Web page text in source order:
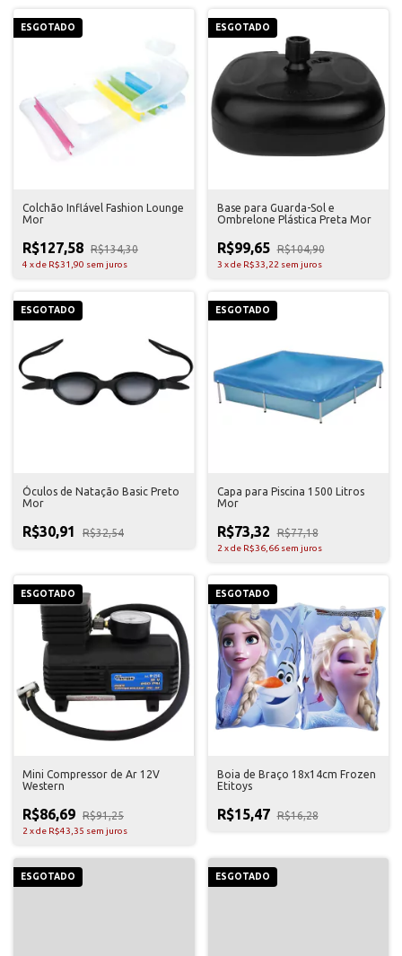
ESGOTADO
Colchão Inflável Fashion Lounge
Mor
R$127,58 R$134,30
4 xde R$31,90 sem juros
ESGOTADO
Base para Guarda-Sol e
Ombrelone Plástica Preta Mor
R$99,65 R$104,90
3 xde R$33,22 sem juros
ESGOTADO
Óculos de Natação Basic Preto
Mor
R$30,91 R$32,54
ESGOTADO
Capa para Piscina 1500 Litros
Mor
R$73,32 R$77,18
2 xde R$36,66 sem juros
ESGOTADO
Mini Compressor de Ar 12V
Western
R$86,69 R$91,25
2 xde R$43,35 sem juros
ESGOTADO
Boia de Braço 18x14cm Frozen
Etitoys
R$15,47 R$16,28
ESGOTADO ESGOTADO